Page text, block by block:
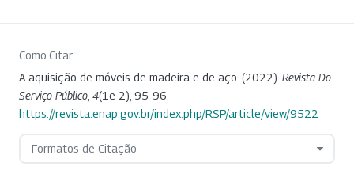
Como Citar
A aquisição de móveis de madeira e de aço. (2022). Revista Do
Serviço Público 4(1e 2), 95-96.
https://revista.enap.gov.br/index.php/RSP/article/view/9522
Formatos de Citação